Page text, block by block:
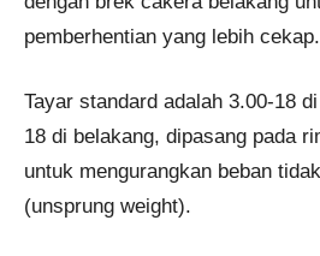
pemberhentian yang lebih cekap.
Tayar standard adalah 3.00-18
18 di belakang, dipasang pada
untuk mengurangkan beban
(unsprung weight).